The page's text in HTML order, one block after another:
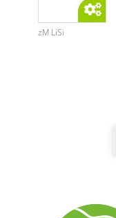
zM LiSi